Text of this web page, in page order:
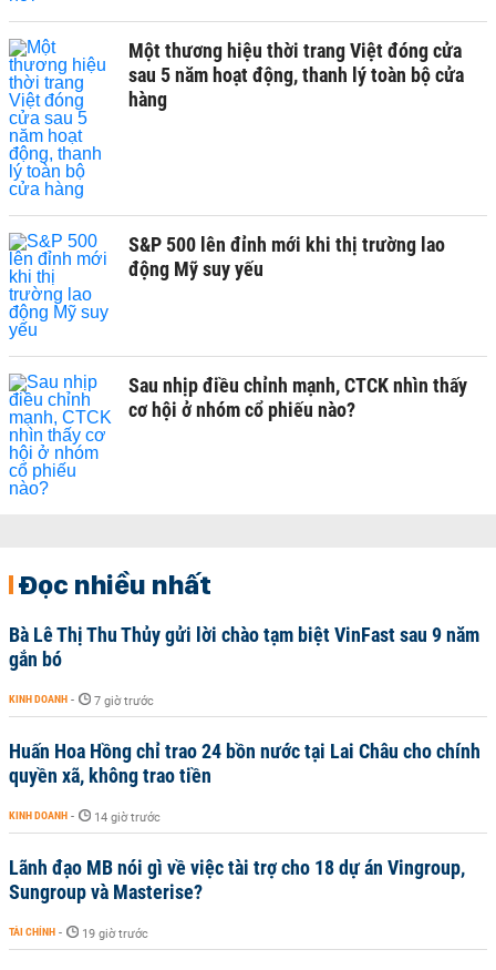
Một thương hiệu thời trang Việt đóng cửa
sau 5 năm hoạt động, thanh lý toàn bộ cửa
hàng
S&P 500 lên đỉnh mới khi thị trường lao
động Mỹ suy yếu
Sau nhịp điều chỉnh mạnh, CTCK nhìn thấy
cơ hội ở nhóm cổ phiếu nào?
Đọc nhiều nhất
Bà Lê Thị Thu Thủy gửi lời chào tạm biệt VinFast sau 9 năm
gắn bó
KINH DOANH - 7 giờ trước
Huấn Hoa Hồng chỉ trao 24 bồn nước tại Lai Châu cho chính
quyền xã, không trao tiền
KINH DOANH - 14 giờ trước
Lãnh đạo MB nói gì về việc tài trợ cho 18 dự án Vingroup,
Sungroup và Masterise?
TÀI CHÍNH - 19 giờ trước